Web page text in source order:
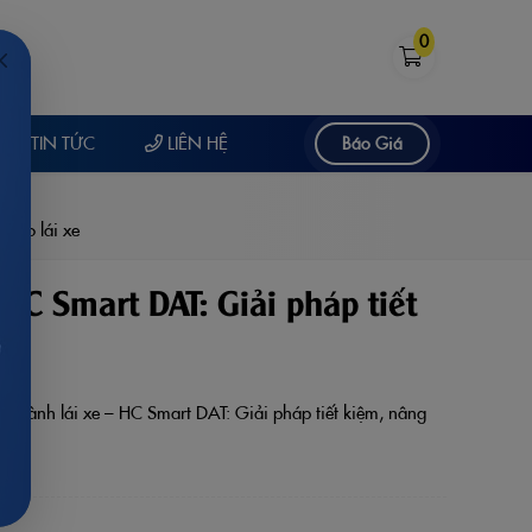
0
TIN TỨC LIÊN HỆ Báo Giá
tạo lái xe
Smart DAT: Giải pháp tiết
hành lái xe – HC Smart DAT: Giải pháp tiết kiệm, nâng